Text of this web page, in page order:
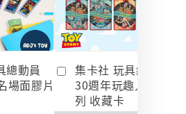
總動員
場面膠片
集卡社 玩具總動員
30週年玩趣人生系
列 收藏卡